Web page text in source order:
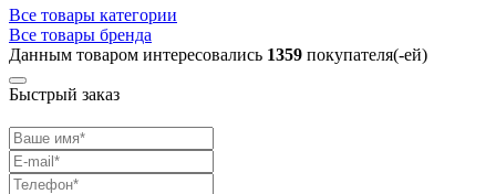
Все товары категории
Все товары бренда
Данным товаром интересовались 1359 покупателя(-ей)
Быстрый заказ